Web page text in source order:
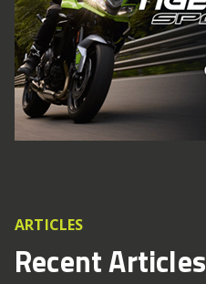
ARTICLES
Recent Articles